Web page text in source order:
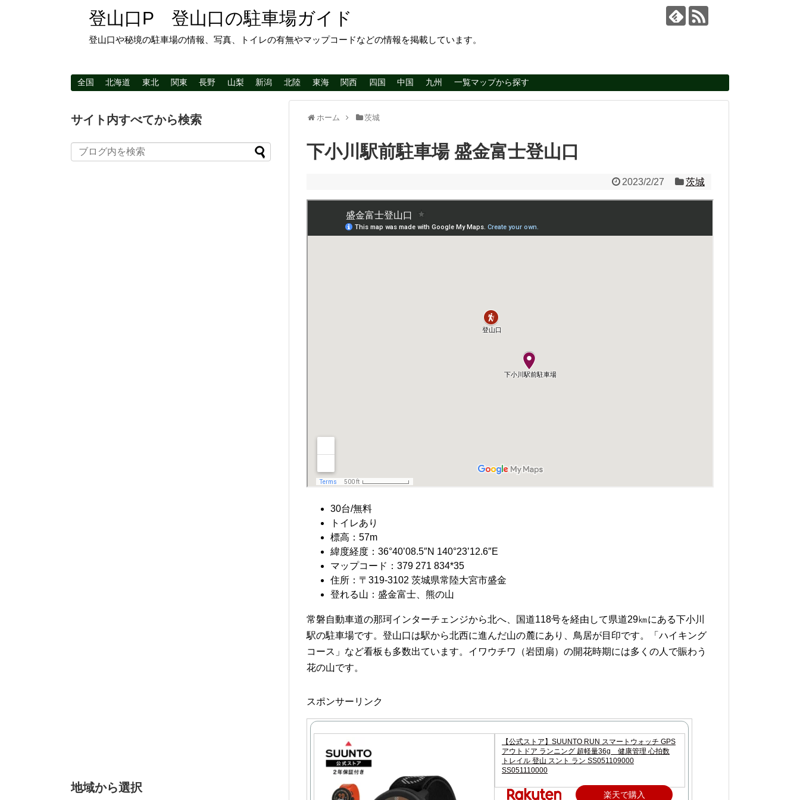
登山口P 登山口の駐車場ガイド
登山口や秘境の駐車場の情報、写真、トイレの有無やマップコードなどの情報を掲載しています。
全国 北海道 東北 関東 長野 山梨 新潟 北陸 東海 関西 四国 中国 九州 一覧マップから探す
ホーム 茨城
下小川駅前駐車場 盛金富士登山口
2023/2/27 茨城
30台/無料
トイレあり
標高：57m
緯度経度：36°40’08.5″N 140°23’12.6″E
マップコード：379 271 834*35
住所：〒319-3102 茨城県常陸大宮市盛金
登れる山：盛金富士、熊の山
常磐自動車道の那珂インターチェンジから北へ、国道118号を経由して県道29㎞にある下小川
駅の駐車場です。登山口は駅から北西に進んだ山の麓にあり、鳥居が目印です。「ハイキング
コース」など看板も多数出ています。イワウチワ（岩団扇）の開花時期には多くの人で賑わう
花の山です。
スポンサーリンク
【公式ストア】SUUNTO RUN スマートウォッチ GPS
アウトドア ランニング 超軽量36g 健康管理 心拍数
トレイル 登山 スント ラン SS051109000
SS051110000
楽天で購入
サイト内すべてから検索
地域から選択